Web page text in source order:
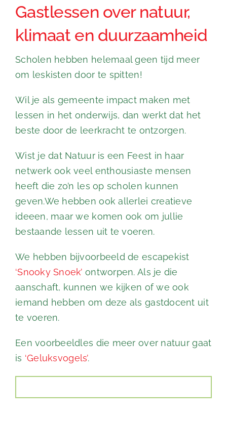
Gastlessen over natuur,
klimaat en duurzaamheid
Scholen hebben helemaal geen tijd meer
om leskisten door te spitten!
Wil je als gemeente impact maken met
lessen in het onderwijs, dan werkt dat het
beste door de leerkracht te ontzorgen.
Wist je dat Natuur is een Feest in haar
netwerk ook veel enthousiaste mensen
heeft die zo’n les op scholen kunnen
geven.We hebben ook allerlei creatieve
ideeen, maar we komen ook om jullie
bestaande lessen uit te voeren.
We hebben bijvoorbeeld de escapekist
‘Snooky Snoek’ ontworpen. Als je die
aanschaft, kunnen we kijken of we ook
iemand hebben om deze als gastdocent uit
te voeren.
Een voorbeeldles die meer over natuur gaat
is ‘Geluksvogels’.